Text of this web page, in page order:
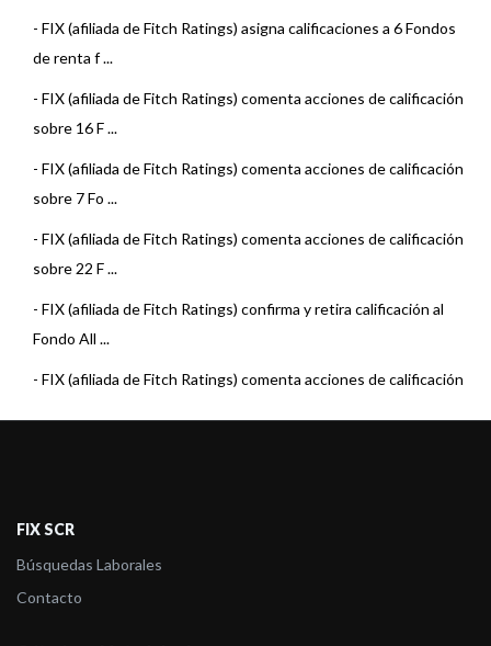
- FIX (afiliada de Fitch Ratings) asigna calificaciones a 6 Fondos
de renta f ...
- FIX (afiliada de Fitch Ratings) comenta acciones de calificación
sobre 16 F ...
- FIX (afiliada de Fitch Ratings) comenta acciones de calificación
sobre 7 Fo ...
- FIX (afiliada de Fitch Ratings) comenta acciones de calificación
sobre 22 F ...
- FIX (afiliada de Fitch Ratings) confirma y retira calificación al
Fondo All ...
- FIX (afiliada de Fitch Ratings) comenta acciones de calificación
- FIX (afiliada de Fitch Ratings) comenta acciones de calificación
FIX (afiliada de Fitch) sube la calificación al Fondo Al Renta Fija
FIX SCR
Búsquedas Laborales
Contacto